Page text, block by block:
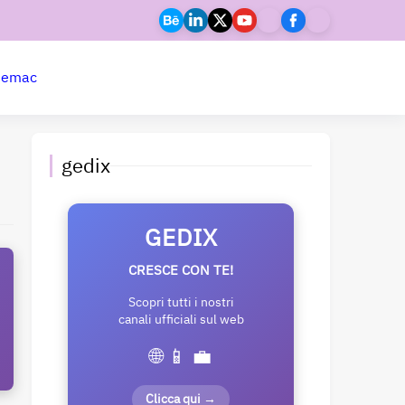
mac
gedix
GEDIX
CRESCE CON TE!
Scopri tutti i nostri
canali ufficiali sul web
🌐 📱 💼
Clicca qui →